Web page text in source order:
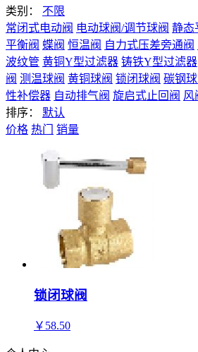
类别：
不限
常闭式电动阀 电动球阀/调节球阀 静态
平衡阀 蝶阀 恒温阀 自力式压差旁通阀
波纹管 黄铜Y型过滤器 铸铁Y型过滤器
阀 测温球阀 黄铜球阀 锁闭球阀 碳钢球
性补偿器 自动排气阀 旋启式止回阀 风
排序：
默认
价格 热门 销量
锁闭球阀
￥ 58.50